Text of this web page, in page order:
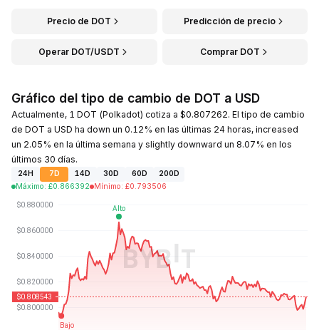
Precio de DOT Predicción de precio
Operar DOT/USDT Comprar DOT
Gráfico del tipo de cambio de DOT a USD
Actualmente, 1 DOT (Polkadot) cotiza a $0.807262. El tipo de cambio
de DOT a USD ha down un 0.12% en las últimas 24 horas, increased
un 2.05% en la última semana y slightly downward un 8.07% en los
últimos 30 días.
24H 7D 14D 30D 60D
200D
Máximo: £0.866392 Mínimo: £0.793506
Última actualización: 2026-08-10, 05:40 GMT+0